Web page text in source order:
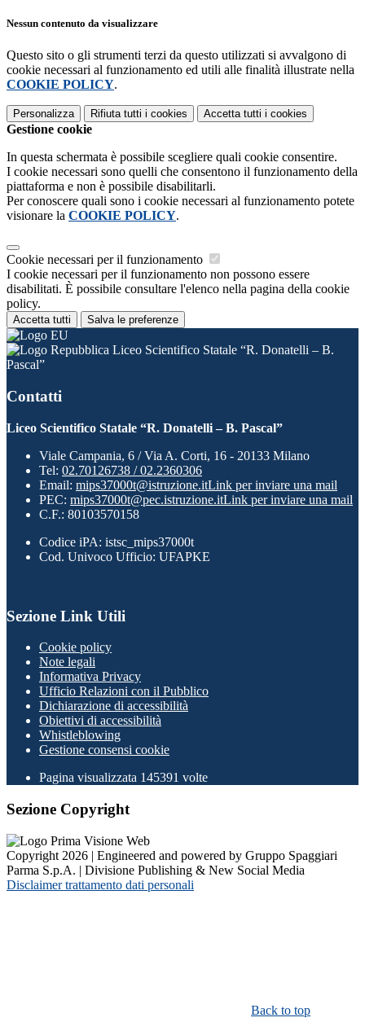
Nessun contenuto da visualizzare
Questo sito o gli strumenti terzi da questo utilizzati si avvalgono di
cookie necessari al funzionamento ed utili alle finalità illustrate nella
COOKIE POLICY.
Personalizza Rifiuta tutti i cookies Accetta tutti i cookies
Gestione cookie
In questa schermata è possibile scegliere quali cookie consentire.
I cookie necessari sono quelli che consentono il funzionamento della
piattaforma e non è possibile disabilitarli.
Per conoscere quali sono i cookie necessari al funzionamento potete
visionare la COOKIE POLICY.
Cookie necessari per il funzionamento
I cookie necessari per il funzionamento non possono essere
disabilitati. È possibile consultare l'elenco nella pagina della cookie
policy.
Accetta tutti Salva le preferenze
Liceo Scientifico Statale “R. Donatelli – B.
Pascal”
Contatti
Liceo Scientifico Statale “R. Donatelli – B. Pascal”
Viale Campania, 6 / Via A. Corti, 16 - 20133 Milano
Tel: 02.70126738 / 02.2360306
Email: mips37000t@istruzione.itLink per inviare una mail
PEC: mips37000t@pec.istruzione.itLink per inviare una mail
C.F.: 80103570158
Codice iPA: istsc_mips37000t
Cod. Univoco Ufficio: UFAPKE
Sezione Link Utili
Cookie policy
Note legali
Informativa Privacy
Ufficio Relazioni con il Pubblico
Dichiarazione di accessibilità
Obiettivi di accessibilità
Whistleblowing
Gestione consensi cookie
Pagina visualizzata 145391 volte
Sezione Copyright
Copyright 2026 | Engineered and powered by Gruppo Spaggiari
Parma S.p.A. | Divisione Publishing & New Social Media
Disclaimer trattamento dati personali
Back to top